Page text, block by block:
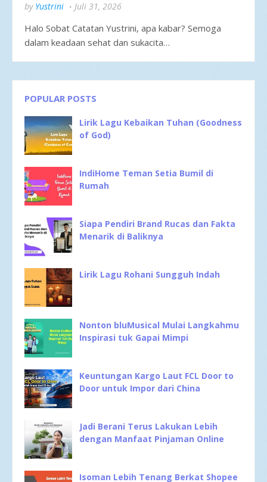
by Yustrini Juli 31, 2026
Halo Sobat Catatan Yustrini, apa kabar? Semoga
dalam keadaan sehat dan sukacita…
POPULAR POSTS
Lirik Lagu Kebaikan Tuhan (Goodness
of God)
IndiHome Teman Setia Bumil di
Rumah
Siapa Pendiri Brand Rucas dan Fakta
Menarik di Baliknya
Lirik Lagu Rohani Sungguh Indah
Nonton bluMusical Mulai Langkahmu
Inspirasi tuk Gapai Mimpi
Keuntungan Kargo Laut FCL Door to
Door untuk Impor dari China
Jadi Berani Terus Lakukan Lebih
dengan Manfaat Pinjaman Online
Isoman Lebih Tenang Berkat Shopee